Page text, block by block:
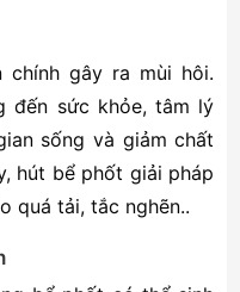
chính gây ra mùi hôi.
đến sức khỏe, tâm lý
sống và giảm chất
hút bể phốt giải pháp
quá tải, tắc nghẽn..